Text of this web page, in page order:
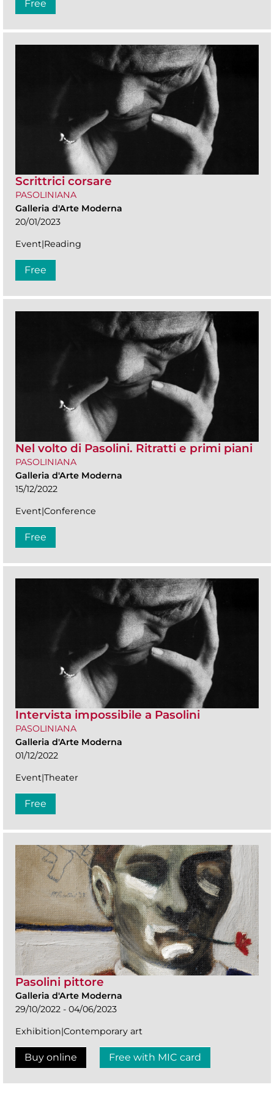
Free
Scrittrici corsare
PASOLINIANA
Galleria d'Arte Moderna
20/01/2023
Event|Reading
Free
Nel volto di Pasolini. Ritratti e primi piani
PASOLINIANA
Galleria d'Arte Moderna
15/12/2022
Event|Conference
Free
Intervista impossibile a Pasolini
PASOLINIANA
Galleria d'Arte Moderna
01/12/2022
Event|Theater
Free
Pasolini pittore
Galleria d'Arte Moderna
29/10/2022 - 04/06/2023
Exhibition|Contemporary art
Buy online Free with MIC card